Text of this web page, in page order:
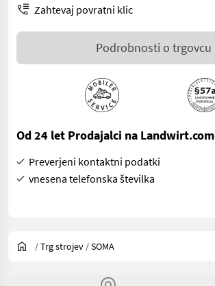
Zahtevaj povratni klic
Podrobnosti o trgovcu
Od 24 let Prodajalci na Landwirt.com
Preverjeni kontaktni podatki
vnesena telefonska številka
/Trg strojev /SOMA